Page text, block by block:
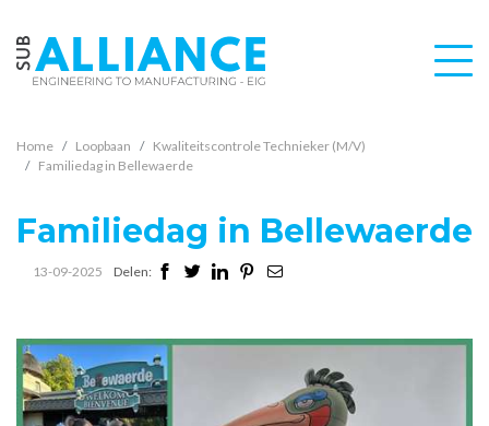
Home Loopbaan
Kwaliteitscontrole Technieker (M/V)
Familiedag in Bellewaerde
Familiedag in Bellewaerde
13-09-2025 Delen: